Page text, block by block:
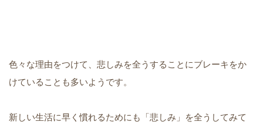
色々な理由をつけて、悲しみを全うすることにブレーキをか
けていることも多いようです。
新しい生活に早く慣れるためにも「悲しみ」を全うしてみて